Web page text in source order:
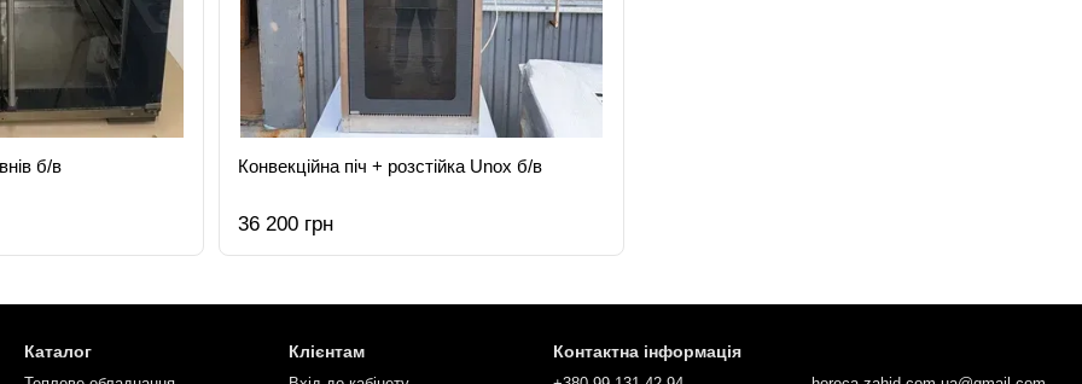
б/в Конвекційна піч + розстійка Unox б/в
36 200 грн
Каталог Клієнтам Контактна інформація